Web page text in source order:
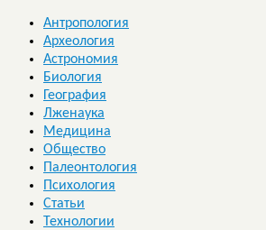
Антропология
Археология
Астрономия
Биология
География
Лженаука
Медицина
Общество
Палеонтология
Психология
Статьи
Технологии